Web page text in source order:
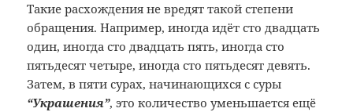
Такие расхождения не вредят такой степени
обращения. Например, иногда идёт сто двадцать
один, иногда сто двадцать пять, иногда сто
пятьдесят четыре, иногда сто пятьдесят девять.
Затем, в пяти сурах, начинающихся с суры
“Украшения”, это количество уменьшается ещё